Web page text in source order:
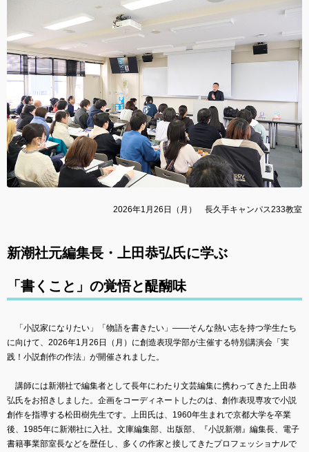
2026年1月26日（月） 長久手キャンパス233教室
新潮社元編集長・上田恭弘氏に学ぶ
「書くこと」の覚悟と醍醐味
「小説家になりたい」「物語を書きたい」――そんな熱い志を持つ学生たち
に向けて、2026年1月26日（月）に創造表現学部が主催する特別講演会「実
践！小説創作の作法」が開催されました。
講師には新潮社で編集者として長年にわたり文芸編集に携わってきた上田恭
弘氏をお招きしました。企画をコーディネートしたのは、創作表現専攻で小説
創作を指導する松田樹先生です。上田氏は、1960年生まれで京都大学を卒業
後、1985年に新潮社に入社。文庫編集部、出版部、『小説新潮』編集長、電子
書籍事業部室長などを歴任し、多くの作家と接してきたプロフェッショナルで